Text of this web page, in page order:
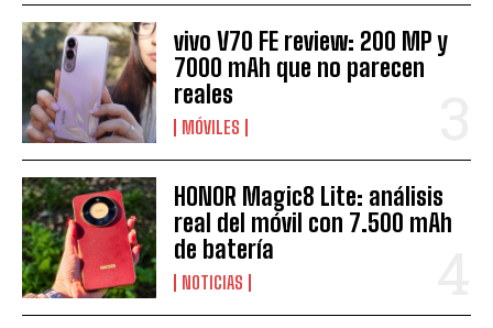
vivo V70 FE review: 200 MP y
7000 mAh que no parecen
reales
MÓVILES
HONOR Magic8 Lite: análisis
real del móvil con 7.500 mAh
de batería
NOTICIAS